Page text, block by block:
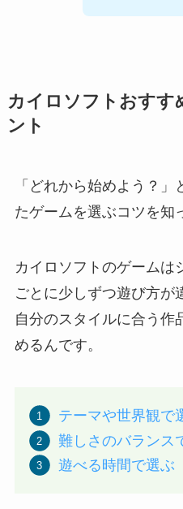
カイロソフトおすす
ント
「どれから始めよう？
たゲームを選ぶコツを知
カイロソフトのゲームは
ごとに少しずつ遊び方が
自分のスタイルに合う作
めるんです。
テーマや世界観で
難しさのバランス
遊べる時間で選ぶ